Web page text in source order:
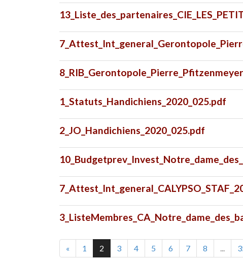
1_Statuts_Handichiens_2020_025.pdf
2_JO_Handichiens_2020_025.pdf
« 1 2 3 4 5 6 7 8 ...